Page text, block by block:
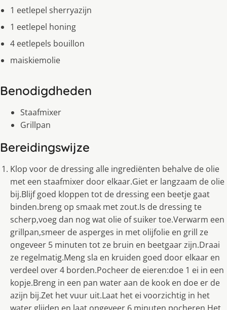
1 eetlepel sherryazijn
1 eetlepel honing
4 eetlepels bouillon
maiskiemolie
Benodigdheden
Staafmixer
Grillpan
Bereidingswijze
Klop voor de dressing alle ingrediënten behalve de olie
met een staafmixer door elkaar.Giet er langzaam de olie
bij.Blijf goed kloppen tot de dressing een beetje gaat
binden.breng op smaak met zout.Is de dressing te
scherp,voeg dan nog wat olie of suiker toe.Verwarm een
grillpan,smeer de asperges in met olijfolie en grill ze
ongeveer 5 minuten tot ze bruin en beetgaar zijn.Draai
ze regelmatig.Meng sla en kruiden goed door elkaar en
verdeel over 4 borden.Pocheer de eieren:doe 1 ei in een
kopje.Breng in een pan water aan de kook en doe er de
azijn bij.Zet het vuur uit.Laat het ei voorzichtig in het